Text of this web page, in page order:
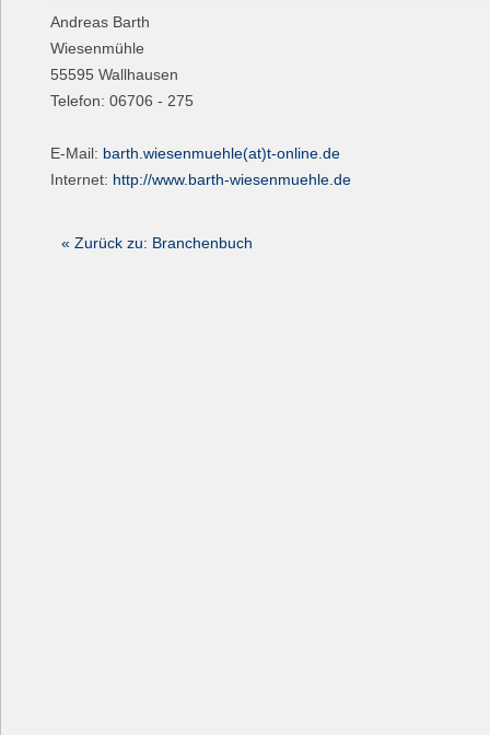
Andreas Barth
Wiesenmühle
55595 Wallhausen
Telefon: 06706 - 275
E-Mail: barth.wiesenmuehle(at)t-online.de
Internet: http://www.barth-wiesenmuehle.de
« Zurück zu: Branchenbuch